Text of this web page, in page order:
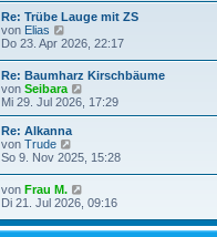
i
t
a
g
s
t
e
r
B
e
i
t
r
a
g
Re: Trübe Lauge mit ZS
von Elias
e
s
t
e
r
B
e
i
t
a
Do 23. Apr 2026, 22:17
Re: Baumharz Kirschbäume
von Seibara
e
u
t
e
e
i
t
Mi 29. Jul 2026, 17:29
Re: Alkanna
von Trude
e
e
s
t
e
So 9. Nov 2025, 15:28
von Frau M.
e
e
Di 21. Jul 2026, 09:16